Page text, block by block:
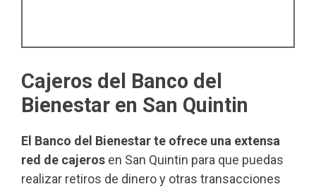
Cajeros del Banco del
Bienestar en San Quintin
El Banco del Bienestar te ofrece una extensa
red de cajeros en San Quintin para que puedas
realizar retiros de dinero y otras transacciones